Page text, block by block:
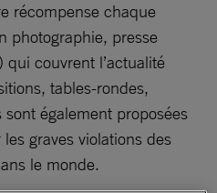
récompense chaque
photographie, presse
couvrent l’actualité
tables-rondes,
également proposées
graves violations des
le monde.